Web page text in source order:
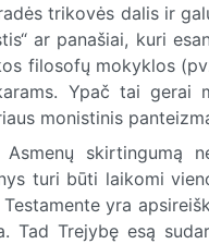
trikovės dalis ir
ar panašiai, kuri
filosofų mokyklos
Ypač tai gerai
monistinis
Asmenų skirtingumą
turi būti laikomi
Testamente yra
Tad Trejybę esą